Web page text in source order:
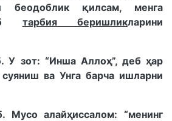
беодоблик қилсам, менга
тарбия беришликларини
У зот: “Инша Аллоҳ”, деб ҳар
ва Унга барча ишларни
Мусо алайҳиссалом: “менинг